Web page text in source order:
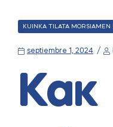
CATEGORIES
KUINKA TILATA MORSIAMEN
septiembre 1, 2024
Как